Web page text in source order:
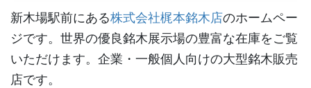
新木場駅前にある株式会社梶本銘木店のホームペー
ジです。世界の優良銘木展示場の豊富な在庫をご覧
いただけます。企業・一般個人向けの大型銘木販売
店です。